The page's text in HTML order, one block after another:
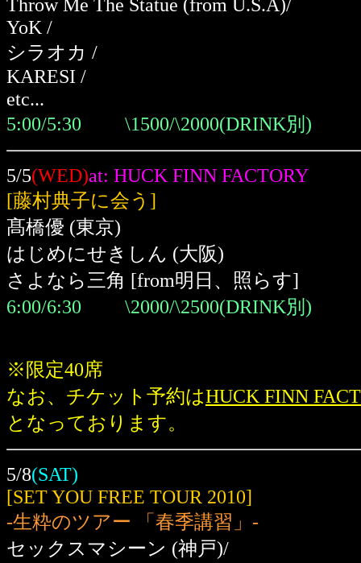
Throw Me The Statue (from U.S.A)/
YoK /
シラオカ /
KARESI /
etc...
5:00/5:30 \1500/\2000(DRINK別)
5/5(WED)at: HUCK FINN FACTORY
[藤村典子に会う]
髙橋優 (東京)
はじめにせきしん (大阪)
さよなら三角 [from明日、照らす]
6:00/6:30 \2000/\2500(DRINK別)
※限定40席
なお、チケット予約はHUCK FINN
となっております。
5/8(SAT)
[SET YOU FREE TOUR 2010]
-生粋のツアー 「春季講習」-
セックスマシーン (神戸)/